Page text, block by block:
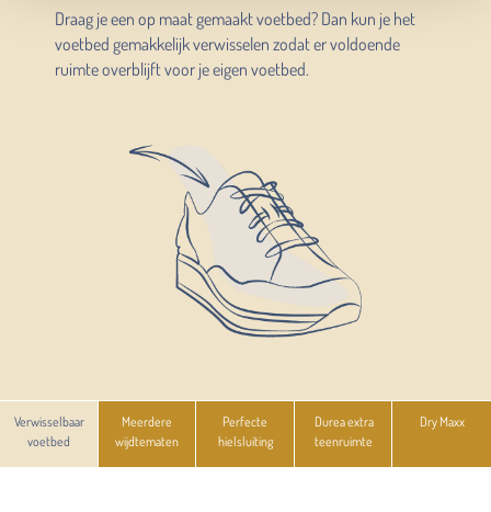
Draag je een op maat gemaakt voetbed? Dan kun je het
voetbed gemakkelijk verwisselen zodat er voldoende
ruimte overblijft voor je eigen voetbed.
Verwisselbaar
voetbed
Meerdere
wijdtematen
Perfecte
hielsluiting
Durea extra
teenruimte
Dry Maxx